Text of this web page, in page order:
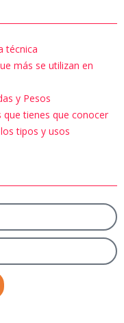
técnica
más se utilizan en
y Pesos
que tienes que conocer
tipos y usos